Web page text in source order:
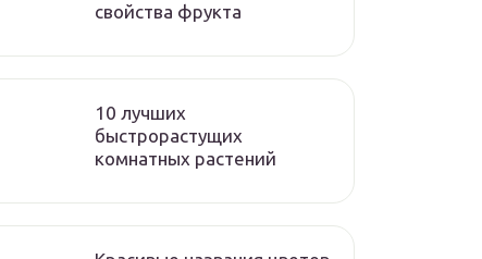
свойства фрукта
10 лучших
быстрорастущих
комнатных растений